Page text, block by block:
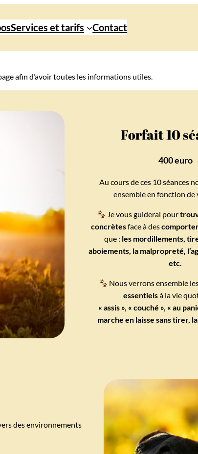
Services et tarifs Contact
afin d’avoir toutes les informations utiles.
Forfait 10
400 euro
Au cours de ces 10 séances
ensemble en fonction de
Je vous guiderai pour
concrètesface à des
que : les mordillements,
aboiements, la malpropreté,
etc.
Nous verrons ensemble
essentielsà la vie
« assis », « couché », « au
marche en laisse sans tirer,
des environnements